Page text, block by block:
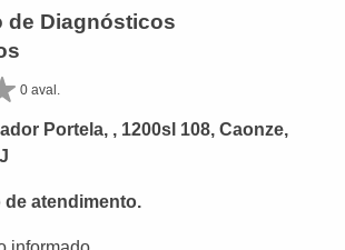
de Diagnósticos
0 aval.
Portela, , 1200sl 108, Caonze,
atendimento.